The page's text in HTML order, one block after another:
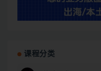
课程分类